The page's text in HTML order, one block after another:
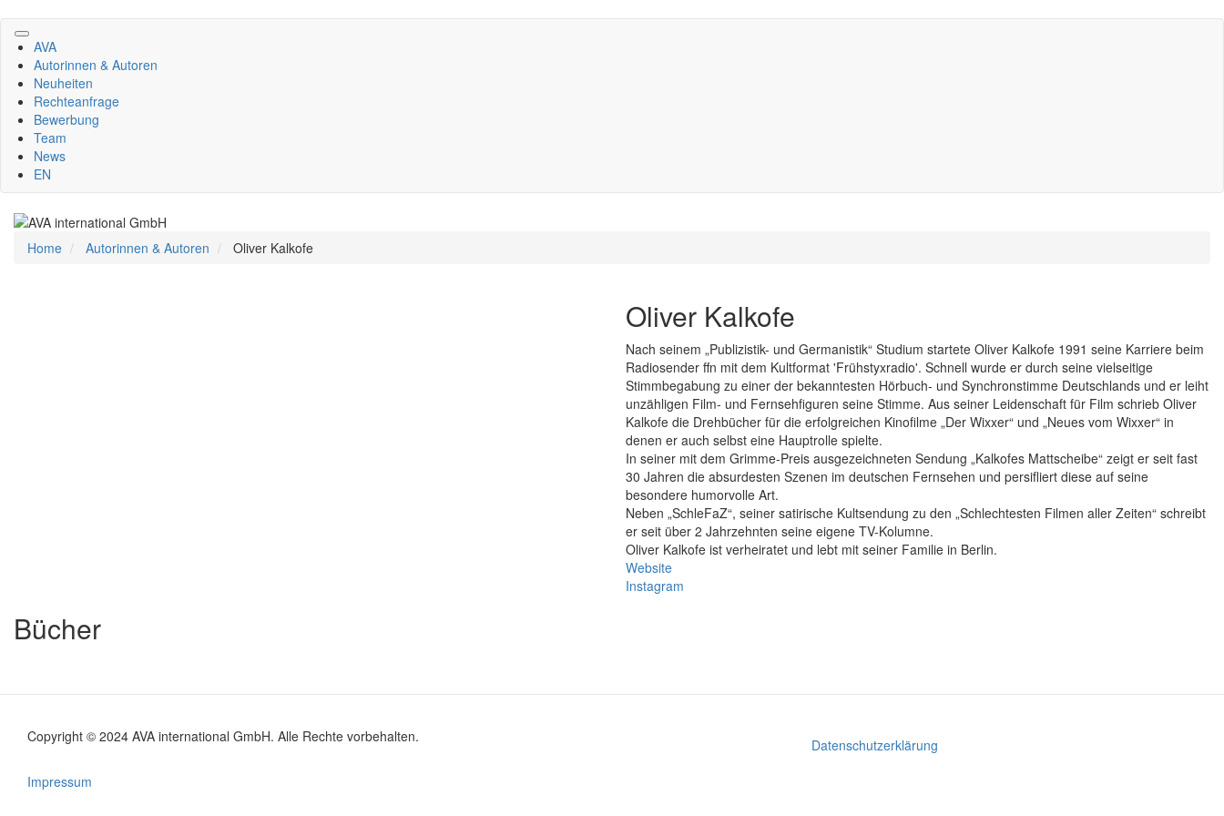
Direkt
zum
Inhalt
AVA
Autorinnen & Autoren
Neuheiten
Rechteanfrage
Bewerbung
Team
News
EN
Home Autorinnen & Autoren Oliver Kalkofe
Oliver Kalkofe
Nach seinem „Publizistik- und Germanistik“ Studium startete Oliver Kalkofe 1991 seine Karriere beim
Radiosender ffn mit dem Kultformat 'Frühstyxradio'. Schnell wurde er durch seine vielseitige
Stimmbegabung zu einer der bekanntesten Hörbuch- und Synchronstimme Deutschlands und er leiht
unzähligen Film- und Fernsehfiguren seine Stimme. Aus seiner Leidenschaft für Film schrieb Oliver
Kalkofe die Drehbücher für die erfolgreichen Kinofilme „Der Wixxer“ und „Neues vom Wixxer“ in
denen er auch selbst eine Hauptrolle spielte.
In seiner mit dem Grimme-Preis ausgezeichneten Sendung „Kalkofes Mattscheibe“ zeigt er seit fast
30 Jahren die absurdesten Szenen im deutschen Fernsehen und persifliert diese auf seine
besondere humorvolle Art.
Neben „SchleFaZ“, seiner satirische Kultsendung zu den „Schlechtesten Filmen aller Zeiten“ schreibt
er seit über 2 Jahrzehnten seine eigene TV-Kolumne.
Oliver Kalkofe ist verheiratet und lebt mit seiner Familie in Berlin.
Website
Instagram
Bücher
Copyright © 2024 AVA international GmbH. Alle Rechte vorbehalten.
menu
Datenschutzerklärung
Impressum